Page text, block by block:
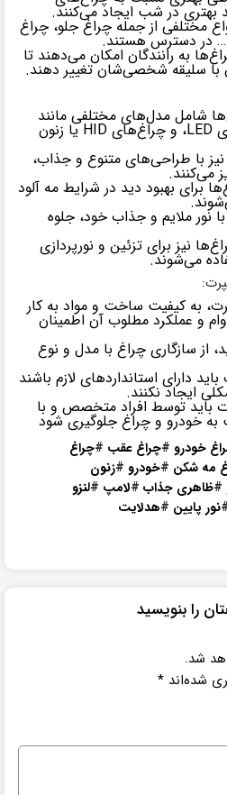
بهتری در شب ایجاد می‌کنند.
مختلفی از جمله چراغ جلو، چراغ
در دسترس هستند.
به رانندگان امکان می‌دهند تا
با سلیقه شخصی‌شان تغییر دهند.
شامل مدل‌های مختلفی مانند
چراغ‌های دارای لنز، چراغ‌های LED، و چراغ‌های HID یا زنون
با طراحی‌های متنوع و جذاب،
می‌کنند.
برای بهبود دید در شرایط مه آلود
نور ملایم و جذاب خود، جلوه
نیز برای تزئین و نورپردازی
می‌شوند.
به کیفیت ساخت و مواد به کار
و عملکرد مطلوب آن اطمینان
از سازگاری چراغ با مدل و نوع
دارای استانداردهای لازم باشند
ایجاد نکنند.
توسط افراد متخصص و با
به خودرو و چراغ جلوگیری شود
خودرو #چراغ عقب #چراغ
مه شکن #خودرو #زنون
#ظاهری جذاب #لامپ #لنزو
نور پایین #هدلایت
را بنویسید
شد.
شده‌اند*